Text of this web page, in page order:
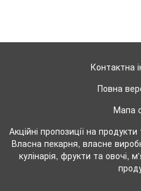
Контактна
Повна
Мапа
Акційні пропозиції на
Власна пекарня, власне
кулінарія, фрукти та овочі,